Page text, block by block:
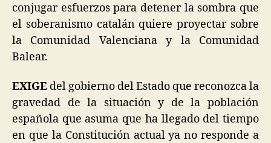
conjugar esfuerzos para detener la sombra que
el soberanismo catalán quiere proyectar sobre
la Comunidad Valenciana y la Comunidad
Balear.
EXIGE del gobierno del Estado que reconozca la
gravedad de la situación y de la población
española que asuma que ha llegado del tiempo
en que la Constitución actual ya no responde a